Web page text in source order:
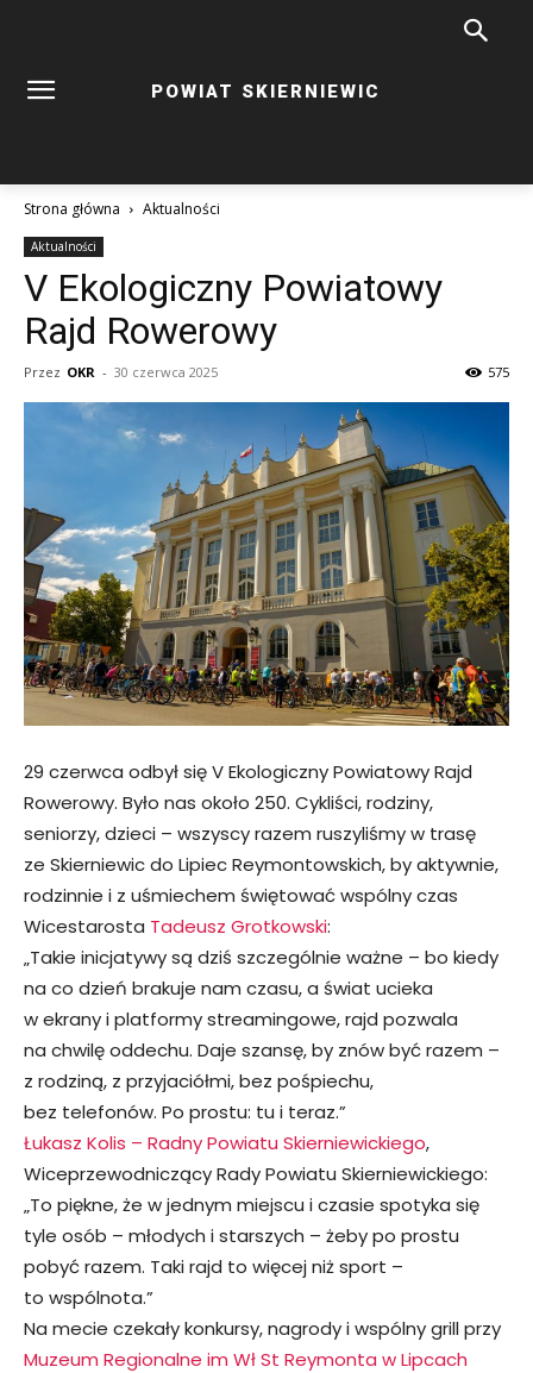
POWIAT SKIERNIEWIC
Strona główna Aktualności
Aktualności
V Ekologiczny Powiatowy
Rajd Rowerowy
Przez OKR - 30 czerwca 2025 575
29 czerwca odbył się V Ekologiczny Powiatowy Rajd
Rowerowy. Było nas około 250. Cykliści, rodziny,
seniorzy, dzieci – wszyscy razem ruszyliśmy w trasę
ze Skierniewic do Lipiec Reymontowskich, by aktywnie,
rodzinnie i z uśmiechem świętować wspólny czas
Wicestarosta Tadeusz Grotkowski:
„Takie inicjatywy są dziś szczególnie ważne – bo kiedy
na co dzień brakuje nam czasu, a świat ucieka
w ekrany i platformy streamingowe, rajd pozwala
na chwilę oddechu. Daje szansę, by znów być razem –
z rodziną, z przyjaciółmi, bez pośpiechu,
bez telefonów. Po prostu: tu i teraz.”
Łukasz Kolis – Radny Powiatu Skierniewickiego,
Wiceprzewodniczący Rady Powiatu Skierniewickiego:
„To piękne, że w jednym miejscu i czasie spotyka się
tyle osób – młodych i starszych – żeby po prostu
pobyć razem. Taki rajd to więcej niż sport –
to wspólnota.”
Na mecie czekały konkursy, nagrody i wspólny grill przy
Muzeum Regionalne im Wł St Reymonta w Lipcach